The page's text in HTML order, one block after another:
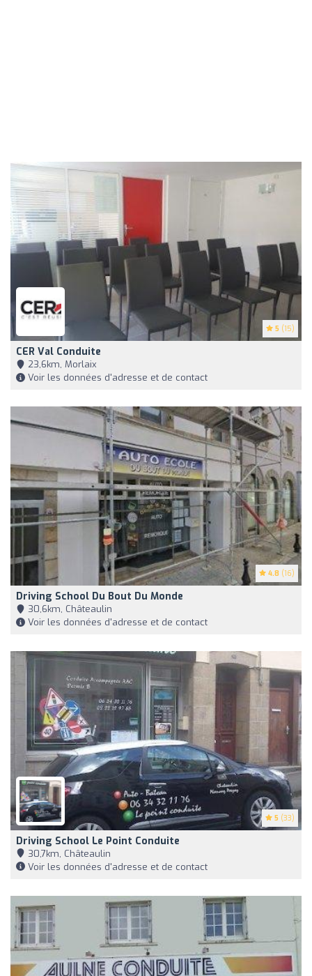
5 (15)
CER Val Conduite
23,6km, Morlaix
Voir les données d'adresse et de contact
4.8 (16)
Driving School Du Bout Du Monde
30,6km, Châteaulin
Voir les données d'adresse et de contact
5 (33)
Driving School Le Point Conduite
30,7km, Châteaulin
Voir les données d'adresse et de contact